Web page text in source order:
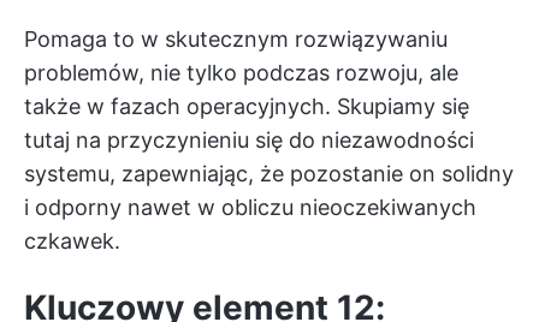
Pomaga to w skutecznym rozwiązywaniu
problemów, nie tylko podczas rozwoju, ale
także w fazach operacyjnych. Skupiamy się
tutaj na przyczynieniu się do niezawodności
systemu, zapewniając, że pozostanie on solidny
i odporny nawet w obliczu nieoczekiwanych
czkawek.
Kluczowy element 12: